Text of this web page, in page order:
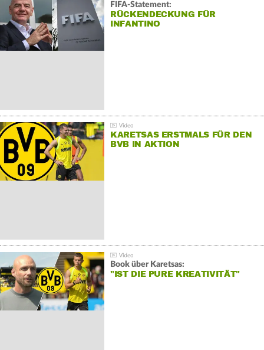
FIFA-Statement:
RÜCKENDECKUNG FÜR
INFANTINO
KARETSAS ERSTMALS FÜR DEN
BVB IN AKTION
Book über Karetsas:
"IST DIE PURE KREATIVITÄT"